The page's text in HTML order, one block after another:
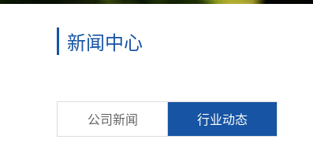
新闻中心
公司新闻 行业动态